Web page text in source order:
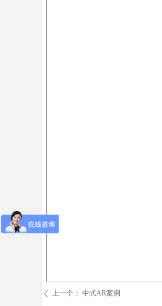
ꄴ 上一个： 中式AR案例